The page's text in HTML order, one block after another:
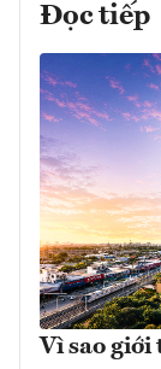
Đọc tiếp
Vì sao giới